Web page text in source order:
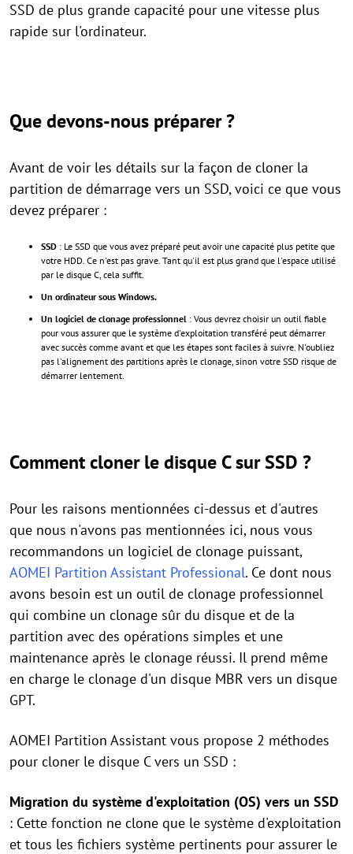
SSD de plus grande capacité pour une vitesse plus
rapide sur l'ordinateur.
Que devons-nous préparer ?
Avant de voir les détails sur la façon de cloner la
partition de démarrage vers un SSD, voici ce que vous
devez préparer :
SSD : Le SSD que vous avez préparé peut avoir une capacité plus petite que
votre HDD. Ce n'est pas grave. Tant qu'il est plus grand que l'espace utilisé
par le disque C, cela suffit.
Un ordinateur sous Windows.
Un logiciel de clonage professionnel : Vous devrez choisir un outil fiable
pour vous assurer que le système d'exploitation transféré peut démarrer
avec succès comme avant et que les étapes sont faciles à suivre. N'oubliez
pas l'alignement des partitions après le clonage, sinon votre SSD risque de
démarrer lentement.
Comment cloner le disque C sur SSD ?
Pour les raisons mentionnées ci-dessus et d'autres
que nous n'avons pas mentionnées ici, nous vous
recommandons un logiciel de clonage puissant,
AOMEI Partition Assistant Professional. Ce dont nous
avons besoin est un outil de clonage professionnel
qui combine un clonage sûr du disque et de la
partition avec des opérations simples et une
maintenance après le clonage réussi. Il prend même
en charge le clonage d'un disque MBR vers un disque
GPT.
AOMEI Partition Assistant vous propose 2 méthodes
pour cloner le disque C vers un SSD :
Migration du système d'exploitation (OS) vers un SSD
: Cette fonction ne clone que le système d'exploitation
et tous les fichiers système pertinents pour assurer le